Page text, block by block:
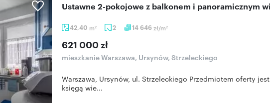
42,40 m2 2 14 646zł/m2
Ustawne 2-pokojowe z balkonem i panoramicznym
621 000 zł
mieszkanie Warszawa, Ursynów, Strzeleckiego
Warszawa, Ursynów, ul. Strzeleckiego Przedmiotem oferty
księgą wie...